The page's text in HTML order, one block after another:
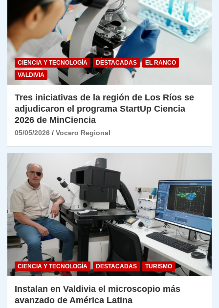
CIENCIA Y TECNOLOGÍA DESTACADAS
EL RANCO
VALDIVIA
Tres iniciativas de la región de Los Ríos se
adjudicaron el programa StartUp Ciencia
2026 de MinCiencia
05/05/2026 Vocero Regional
CIENCIA Y TECNOLOGÍA DESTACADAS TURISMO
Instalan en Valdivia el microscopio más
avanzado de América Latina